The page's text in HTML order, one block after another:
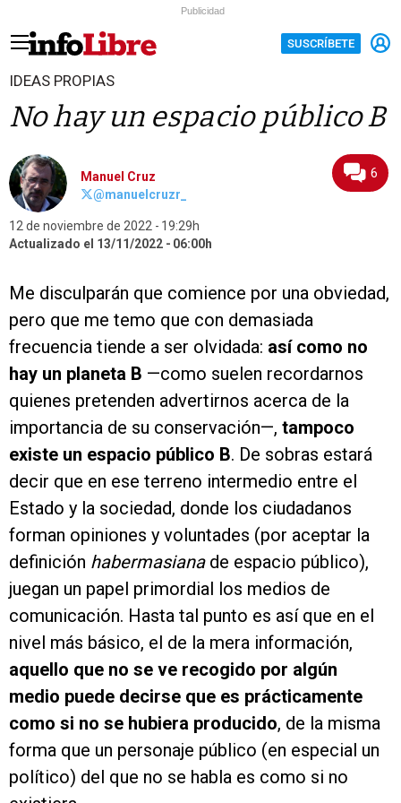
Publicidad
SUSCRÍBETE
IDEAS PROPIAS
No hay un espacio público B
Manuel Cruz
@manuelcruzr_
12 de noviembre de 2022
19:29h
Actualizado el 13/11/2022
06:00h
6
Me disculparán que comience por una obviedad,
pero que me temo que con demasiada
frecuencia tiende a ser olvidada: así como no
hay un planeta B —como suelen recordarnos
quienes pretenden advertirnos acerca de la
importancia de su conservación—, tampoco
existe un espacio público B. De sobras estará
decir que en ese terreno intermedio entre el
Estado y la sociedad, donde los ciudadanos
forman opiniones y voluntades (por aceptar la
definición habermasianade espacio público),
juegan un papel primordial los medios de
comunicación. Hasta tal punto es así que en el
nivel más básico, el de la mera información,
aquello que no se ve recogido por algún
medio puede decirse que es prácticamente
como si no se hubiera producido, de la misma
forma que un personaje público (en especial un
político) del que no se habla es como si no